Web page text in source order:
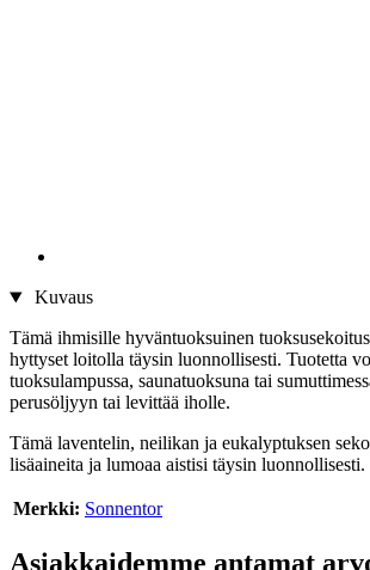
Kuvaus
Tämä ihmisille hyväntuoksuinen
hyttyset loitolla täysin luonnollisesti. Tuotetta
tuoksulampussa, saunatuoksuna tai
perusöljyyn tai levittää iholle.
Tämä laventelin, neilikan ja eukalyptuksen
lisäaineita ja lumoaa aistisi täysin luonnollisesti.
Merkki: Sonnentor
Asiakkaidemme antamat